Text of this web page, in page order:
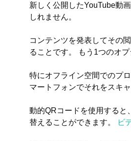
新しく公開したYouTube動
しれません。
コンテンツを発表してその
ることです。 もう1つのオ
特にオフライン空間でのプ
マートフォンでそれをスキ
動的QRコードを使用すると
替えることができます。
ビ